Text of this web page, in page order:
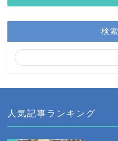
検索
人気記事ランキング